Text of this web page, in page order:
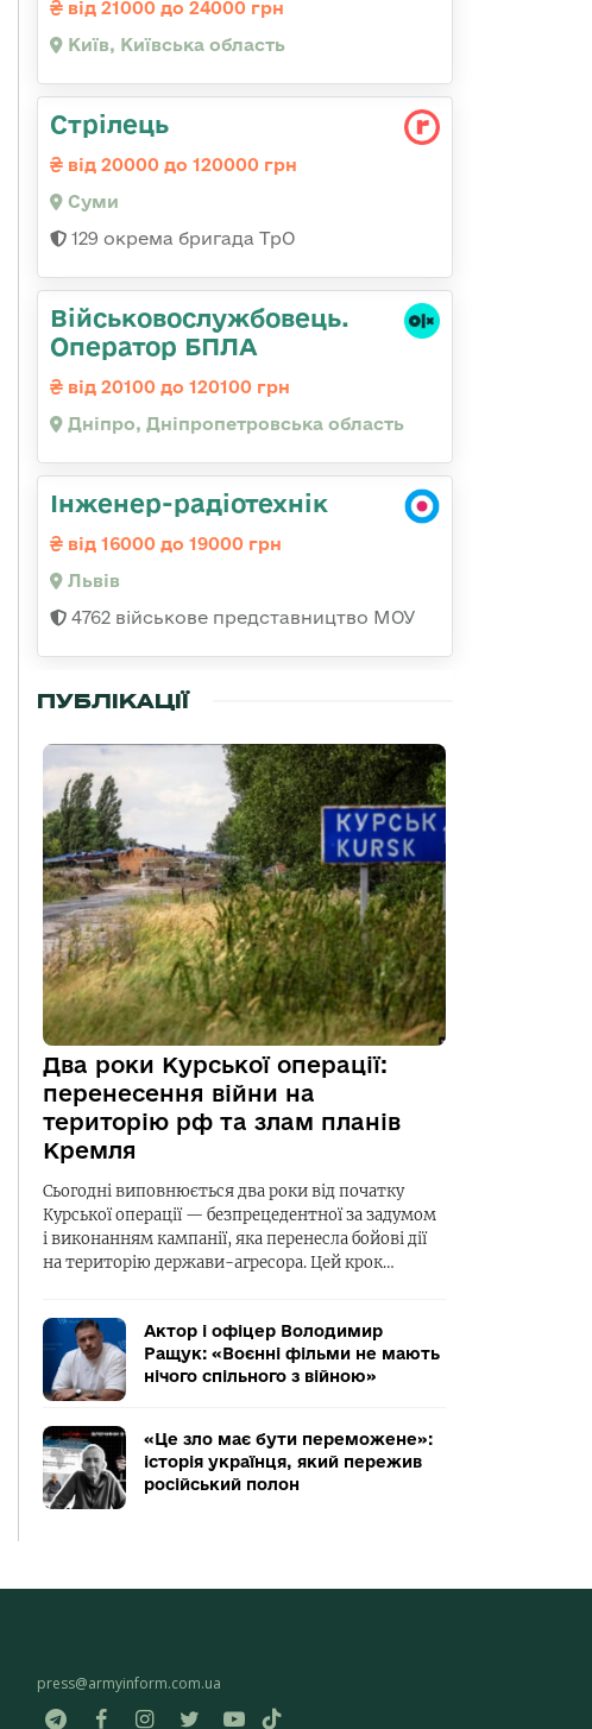
від 21000 до 24000 грн
Київ, Київська область
Стрілець
від 20000 до 120000 грн
Суми
129 окрема бригада ТрО
Військовослужбовець.
Оператор БПЛА
від 20100 до 120100 грн
Дніпро, Дніпропетровська область
Інженер-радіотехнік
від 16000 до 19000 грн
Львів
4762 військове представництво МОУ
ПУБЛІКАЦІЇ
Два роки Курської операції:
перенесення війни на
територію рф та злам планів
Кремля
Сьогодні виповнюється два роки від початку
Курської операції — безпрецедентної за задумом
і виконанням кампанії, яка перенесла бойові дії
на територію держави-агресора. Цей крок…
Актор і офіцер Володимир
Ращук: «Воєнні фільми не мають
нічого спільного з війною»
«Це зло має бути переможене»:
історія українця, який пережив
російський полон
press@armyinform.com.ua